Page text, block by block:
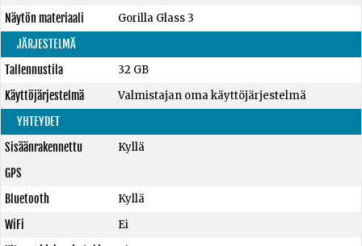
Näytön materiaali
Gorilla Glass 3
JÄRJESTELMÄ
Tallennustila
32 GB
Käyttöjärjestelmä
Valmistajan oma käyttöjärjestelmä
YHTEYDET
Sisäänrakennettu
GPS
Kyllä
Bluetooth
Kyllä
WiFi
Ei